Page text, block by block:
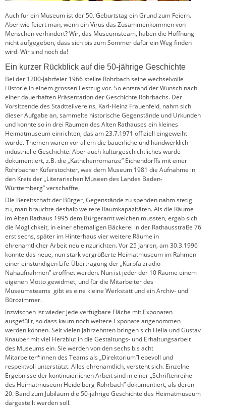
Auch für ein Museum ist der 50. Geburtstag ein Grund zum Feiern.
Aber wie feiert man, wenn ein Virus das Zusammenkommen von
Menschen verhindert? Wir, das Museumsteam, haben die Hoffnung
nicht aufgegeben, dass sich bis zum Sommer dafür ein Weg finden
wird. Wir sind noch da!
Ein kurzer Rückblick auf die 50-jährige Geschichte
Bei der 1200-Jahrfeier 1966 stellte Rohrbach seine wechselvolle
Historie in einem grossen Festzug vor. So entstand der Wunsch nach
einer dauerhaften Präsentation der Geschichte Rohrbachs. Der
Vorsitzende des Stadtteilvereins, Karl-Heinz Frauenfeld, nahm sich
dieser Aufgabe an, sammelte historische Gegenstände und Urkunden
und konnte so in drei Räumen des Alten Rathauses ein kleines
Heimatmuseum einrichten, das am 23.7.1971 offiziell eingeweiht
wurde. Themen waren vor allem die bäuerliche und handwerklich-
industrielle Geschichte. Aber auch kulturgeschichtliches wurde
dokumentiert, z.B. die „Käthchenromanze” Eichendorffs mit einer
Rohrbacher Küferstochter, was dem Museum 1981 die Aufnahme in
den Kreis der „Literarischen Museen des Landes Baden-
Württemberg” verschaffte.
Die Bereitschaft der Bürger, Gegenstände zu spenden nahm stetig
zu, man brauchte deshalb weitere Raumkapazitäten. Als die Räume
im Alten Rathaus 1995 dem Bürgeramt weichen mussten, ergab sich
die Möglichkeit, in einer ehemaligen Bäckerei in der Rathausstraße 76
erst sechs, später im Hinterhaus vier weitere Räume in
ehrenamtlicher Arbeit neu einzurichten. Vor 25 Jahren, am 30.3.1996
konnte das neue, nun stark vergrößerte Heimatmuseum im Rahmen
einer einstündigen Life-Übertragung der „Kurpfalzradio-
Nahaufnahmen” eröffnet werden. Nun ist jeder der 10 Räume einem
eigenen Motto gewidmet, und für die Mitarbeiter des
Museumsteams gibt es eine kleine Werkstatt und ein Archiv- und
Bürozimmer.
Inzwischen ist wieder jede verfügbare Fläche mit Exponaten
ausgefüllt, so dass kaum noch weitere Exponate angenommen
werden können. Seit vielen Jahrzehnten bringen sich Hella und Gustav
Knauber mit viel Herzblut in die Gestaltungs- und Erhaltungsarbeit
des Museums ein. Sie werden von den sechs bis acht
Mitarbeiter*innen des Teams als „Direktorium”liebevoll und
respektvoll unterstützt. Alles ehrenamtlich, versteht sich. Einzelne
Ergebnisse der kontinuierlichen Arbeit sind in einer „Schriftenreihe
des Heimatmuseum Heidelberg-Rohrbach” dokumentiert, als deren
20. Band zum Jubiläum die 50-jährige Geschichte des Heimatmuseum
dargestellt werden soll.